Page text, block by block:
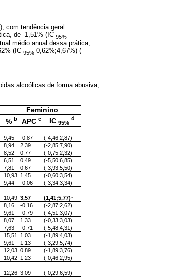
com tendência geral
de -1,51% (IC 95%
médio anual dessa prática,
(IC 95% 0,62%;4,67%) (
alcoólicas de forma abusiva,
Feminino
% b APC c IC 95%
d
9,45 -0,87
(-4,46;2,87)
8,94 2,39
(-2,85;7,90)
8,52 0,77
(-0,75;2,32)
6,51 0,49
(-5,50;6,85)
7,81 0,67
(-3,93;5,50)
10,93 1,45
(-0,60;3,54)
9,44 -0,06
(-3,34;3,34)
10,49 3,57
(1,41;5,77)↑
8,16 -0,16
(-2,87;2,62)
9,61 -0,79
(-4,51;3,07)
8,07 1,33
(-0,33;3,03)
7,63 -0,71
(-5,48;4,31)
15,51 1,03
(-1,89;4,03)
9,61 1,13
(-3,29;5,74)
12,03 0,89
(-1,89;3,76)
10,42 1,23
(-0,46;2,95)
12,26 3,09
(-0,29;6,59)